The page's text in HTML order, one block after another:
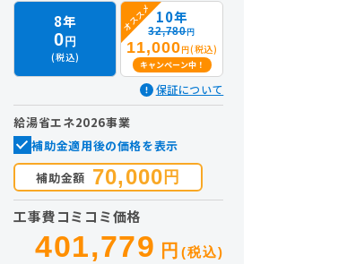
8年
0円
(税込)
オススメ 10年
32,780円
11,000 円 (税込)
キャンペーン中！
保証について
給湯省エネ2026事業
補助金適用後の価格を表示
補助金額 70,000 円
工事費コミコミ価格
401,779 円 (税込)